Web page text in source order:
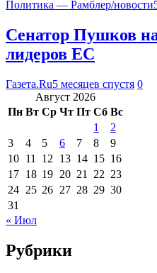
Политика — Рамблер/новости
Сенатор Пушков
лидеров ЕС
Газета.Ru5 месяцев спустя 0
Август 2026
Пн Вт Ср Чт Пт Сб Вс
1
2
3
4 5 6 7 8
9
10 11 12 13 14 15 16
17 18 19 20 21 22 23
24 25 26 27 28 29 30
31
« Июл
Рубрики